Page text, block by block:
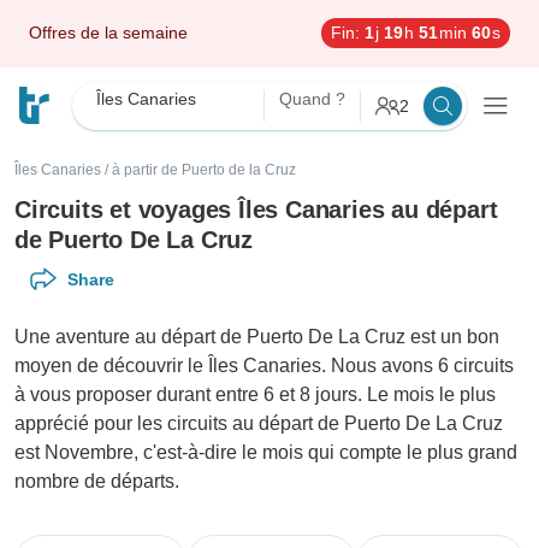
Offres de la semaine Fin: 1j 19h 51min 59s
Îles Canaries Quand ? 2
Îles Canaries / à partir de Puerto de la Cruz
Circuits et voyages Îles Canaries au départ
de Puerto De La Cruz
Share
Une aventure au départ de Puerto De La Cruz est un bon
moyen de découvrir le Îles Canaries. Nous avons 6 circuits
à vous proposer durant entre 6 et 8 jours. Le mois le plus
apprécié pour les circuits au départ de Puerto De La Cruz
est Novembre, c'est-à-dire le mois qui compte le plus grand
nombre de départs.